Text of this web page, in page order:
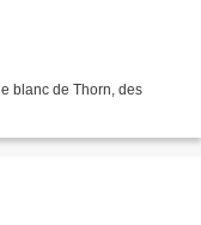
blanc de Thorn, des